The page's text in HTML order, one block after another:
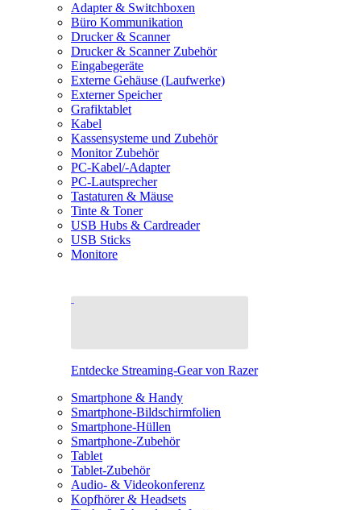
Adapter & Switchboxen
Büro Kommunikation
Drucker & Scanner
Drucker & Scanner Zubehör
Eingabegeräte
Externe Gehäuse (Laufwerke)
Externer Speicher
Grafiktablet
Kabel
Kassensysteme und Zubehör
Monitor Zubehör
PC-Kabel/-Adapter
PC-Lautsprecher
Tastaturen & Mäuse
Tinte & Toner
USB Hubs & Cardreader
USB Sticks
Monitore
Entdecke Streaming-Gear von Razer
Smartphone & Handy
Smartphone-Bildschirmfolien
Smartphone-Hüllen
Smartphone-Zubehör
Tablet
Tablet-Zubehör
Audio- & Videokonferenz
Kopfhörer & Headsets